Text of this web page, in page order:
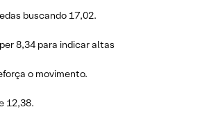
buscando 17,02.
8,34 para indicar altas
o movimento.
12,38.